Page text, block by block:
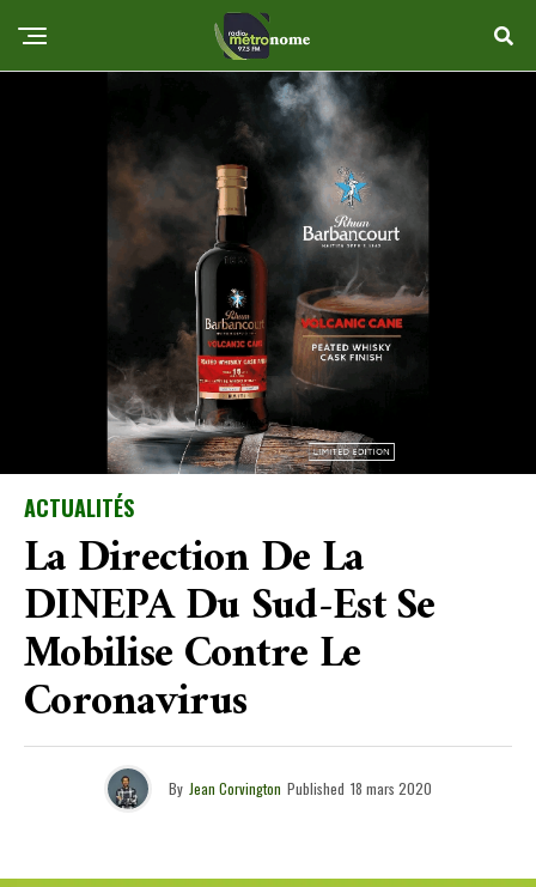
ACTUALITÉS
La Direction De La
DINEPA Du Sud-Est Se
Mobilise Contre Le
Coronavirus
By Jean Corvington Published 18 mars 2020